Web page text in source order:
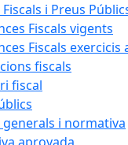
i Preus
Fiscals vigents
Fiscals exercicis
fiscals
fiscal
i normativa